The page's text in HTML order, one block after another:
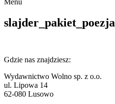
slajder_pakiet_poezja
Gdzie nas znajdziesz:
Wydawnictwo Wolno sp. z o.o.
ul. Lipowa 14
62-080 Lusowo